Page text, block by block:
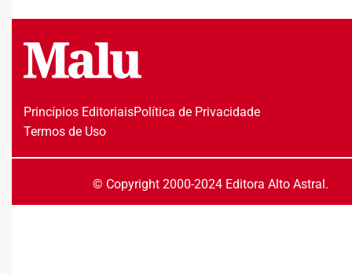
Princípios EditoriaisPolítica de Privacidade
Termos de Uso
© Copyright 2000-2024 Editora Alto Astral.